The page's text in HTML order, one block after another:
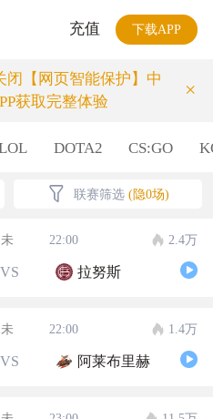
充值 下载APP
闭【网页智能保护】中
获取完整体验
×
DOTA2 CS:GO
联赛筛选 (隐0场)
未 22:00 2.4万
VS 拉努斯
未 22:00 1.4万
VS 阿莱布里赫